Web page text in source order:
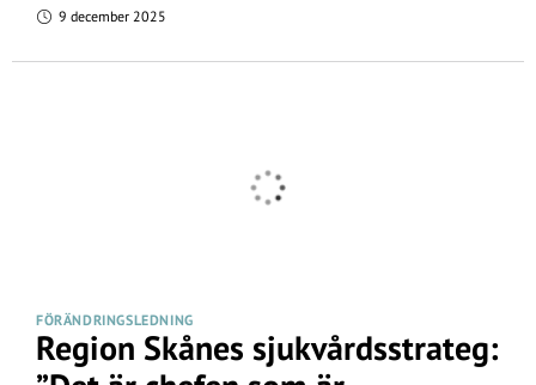
9 december 2025
FÖRÄNDRINGSLEDNING
Region Skånes sjukvårdsstrateg: